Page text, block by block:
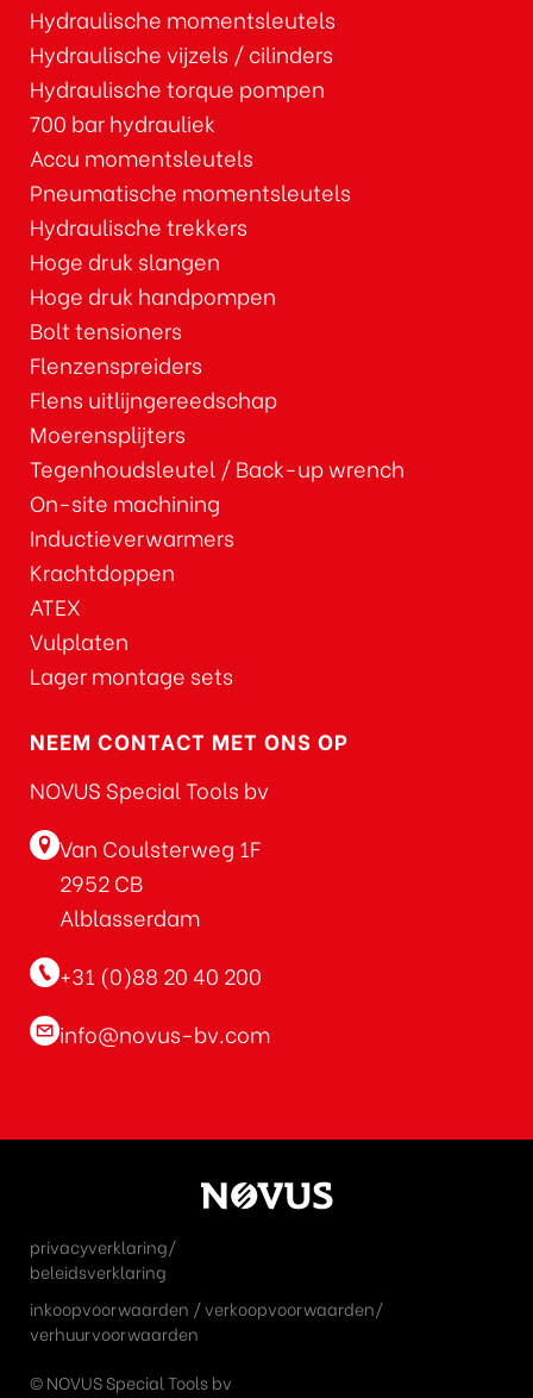
Hydraulische momentsleutels
Hydraulische vijzels / cilinders
Hydraulische torque pompen
700 bar hydrauliek
Accu momentsleutels
Pneumatische momentsleutels
Hydraulische trekkers
Hoge druk slangen
Hoge druk handpompen
Bolt tensioners
Flenzenspreiders
Flens uitlijngereedschap
Moerensplijters
Tegenhoudsleutel / Back-up wrench
On-site machining
Inductieverwarmers
Krachtdoppen
ATEX
Vulplaten
Lager montage sets
NEEM CONTACT MET ONS OP
NOVUS Special Tools bv
Van Coulsterweg 1F
2952 CB
Alblasserdam
+31 (0)88 20 40 200
info@novus-bv.com
privacyverklaring/
beleidsverklaring
inkoopvoorwaarden /verkoopvoorwaarden/
verhuurvoorwaarden
©NOVUS Special Tools bv